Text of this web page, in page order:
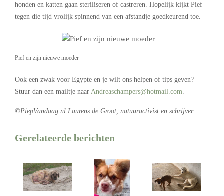
honden en katten gaan steriliseren of castreren. Hopelijk kijkt Pief
tegen die tijd vrolijk spinnend van een afstandje goedkeurend toe.
Pief en zijn nieuwe moeder
Ook een zwak voor Egypte en je wilt ons helpen of tips geven?
Stuur dan een mailtje naar Andreaschampers@hotmail.com.
©PiepVandaag.nl Laurens de Groot, natuuractivist en schrijver
Gerelateerde berichten